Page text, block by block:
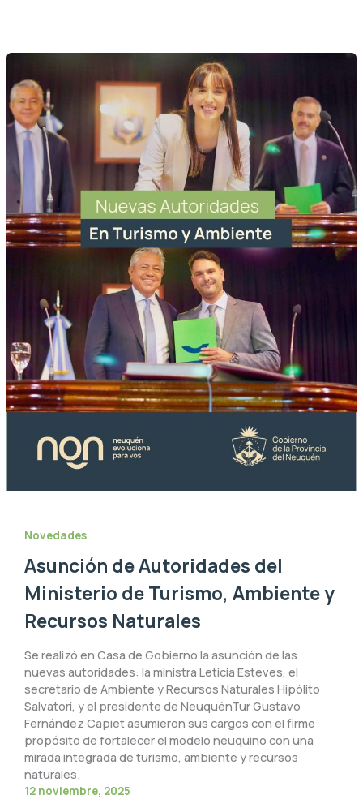
Novedades
Asunción de Autoridades del
Ministerio de Turismo, Ambiente y
Recursos Naturales
Se realizó en Casa de Gobierno la asunción de las
nuevas autoridades: la ministra Leticia Esteves, el
secretario de Ambiente y Recursos Naturales Hipólito
Salvatori, y el presidente de NeuquénTur Gustavo
Fernández Capiet asumieron sus cargos con el firme
propósito de fortalecer el modelo neuquino con una
mirada integrada de turismo, ambiente y recursos
naturales.
12 noviembre, 2025